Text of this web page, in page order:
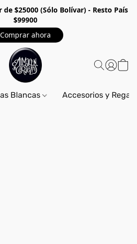
$25000 (Sólo Bolívar) - Resto País
$99900
Comprar ahora
Blancas Accesorios y